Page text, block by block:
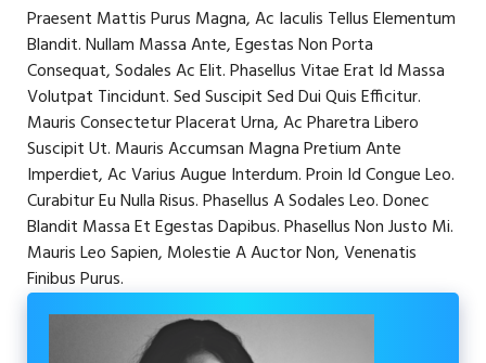
Praesent Mattis Purus Magna, Ac Iaculis Tellus Elementum
Blandit. Nullam Massa Ante, Egestas Non Porta
Consequat, Sodales Ac Elit. Phasellus Vitae Erat Id Massa
Volutpat Tincidunt. Sed Suscipit Sed Dui Quis Efficitur.
Mauris Consectetur Placerat Urna, Ac Pharetra Libero
Suscipit Ut. Mauris Accumsan Magna Pretium Ante
Imperdiet, Ac Varius Augue Interdum. Proin Id Congue Leo.
Curabitur Eu Nulla Risus. Phasellus A Sodales Leo. Donec
Blandit Massa Et Egestas Dapibus. Phasellus Non Justo Mi.
Mauris Leo Sapien, Molestie A Auctor Non, Venenatis
Finibus Purus.